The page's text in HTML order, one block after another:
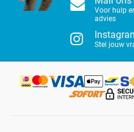
Voor hulp
advies
Stel jouw